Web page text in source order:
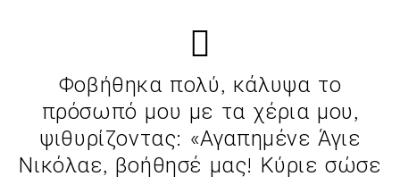
Φοβήθηκα πολύ, κάλυψα το
πρόσωπό μου με τα χέρια μου,
ψιθυρίζοντας: «Αγαπημένε Άγιε
Νικόλαε, βοήθησέ μας! Κύριε σώσε